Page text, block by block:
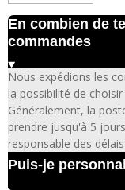
En combien de
commandes
Nous expédions les
la possibilité de
Généralement, la
prendre jusqu'à 5
responsable des
Puis-je